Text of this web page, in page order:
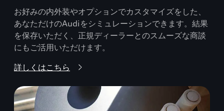
お好みの内外装やオプションでカスタマイズをした、
あなただけのAudiをシミュレーションできます。結果
を保存いただく、正規ディーラーとのスムーズな商談
にもご活用いただけます。
詳しくはこちら